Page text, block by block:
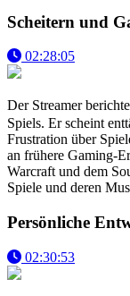
Scheitern und
02:28:05
Der Streamer
Spiels. Er scheint
Frustration über
an frühere Gaming-
Warcraft und dem
Spiele und deren
Persönliche
02:30:53